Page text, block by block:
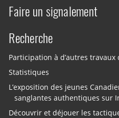
Faire un signalement
Recherche
Participation à d’autres travaux
Statistiques
L’exposition des jeunes
sanglantes authentiques sur
Découvrir et déjouer les